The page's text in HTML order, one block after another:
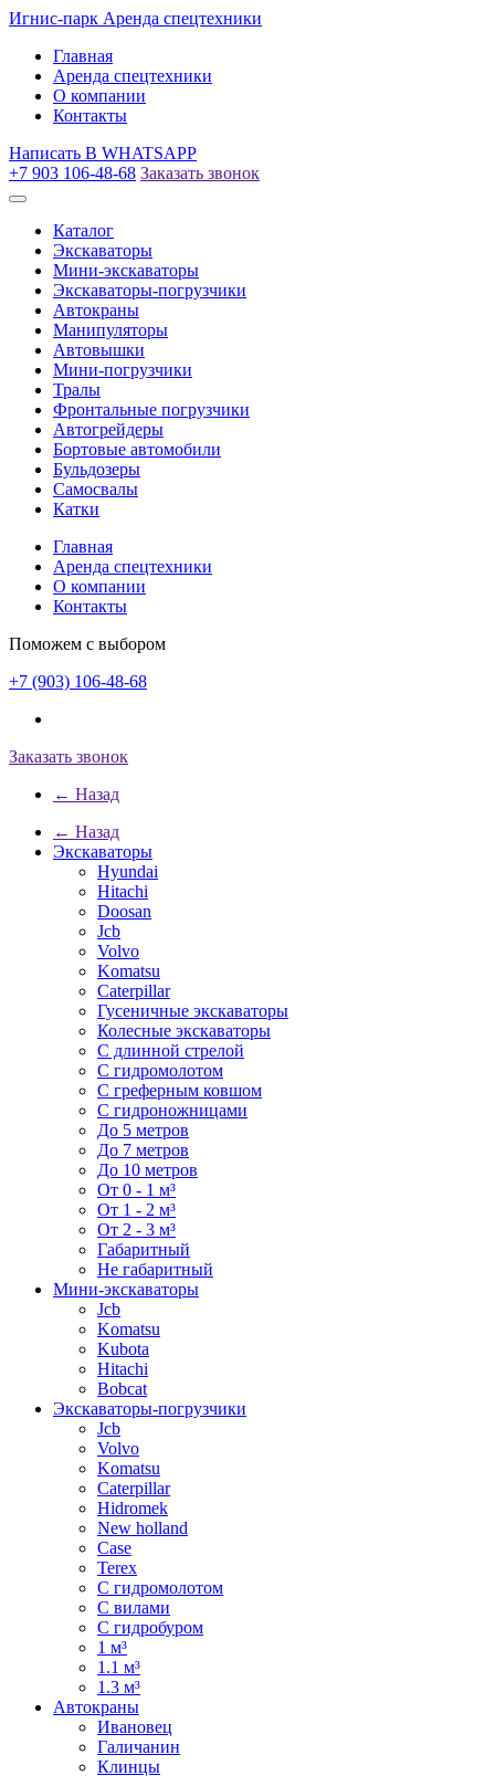
Игнис-парк Аренда спецтехники
Главная
Аренда спецтехники
О компании
Контакты
Написать В WHATSAPP
+7 903 106-48-68 Заказать звонок
Каталог
Экскаваторы
Мини-экскаваторы
Экскаваторы-погрузчики
Автокраны
Манипуляторы
Автовышки
Мини-погрузчики
Тралы
Фронтальные погрузчики
Автогрейдеры
Бортовые автомобили
Бульдозеры
Самосвалы
Катки
Главная
Аренда спецтехники
О компании
Контакты
Поможем с выбором
+7 (903) 106-48-68
Заказать звонок
← Назад
← Назад
Экскаваторы
Hyundai
Hitachi
Doosan
Jcb
Volvo
Komatsu
Caterpillar
Гусеничные экскаваторы
Колесные экскаваторы
С длинной стрелой
С гидромолотом
С греферным ковшом
С гидроножницами
До 5 метров
До 7 метров
До 10 метров
От 0 - 1 м³
От 1 - 2 м³
От 2 - 3 м³
Габаритный
Не габаритный
Мини-экскаваторы
Jcb
Komatsu
Kubota
Hitachi
Bobcat
Экскаваторы-погрузчики
Jcb
Volvo
Komatsu
Caterpillar
Hidromek
New holland
Case
Terex
С гидромолотом
С вилами
С гидробуром
1 м³
1.1 м³
1.3 м³
Автокраны
Ивановец
Галичанин
Клинцы